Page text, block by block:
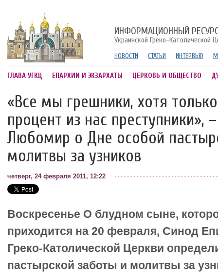
ИНФОРМАЦИОННЫЙ
Украинской Греко-Католической
НОВОСТИ СТАТЬИ ИНТЕРВЬЮ
ГЛАВА УГКЦ ЕПАРХИИ И ЭКЗАРХАТЫ ЦЕРКОВЬ И ОБЩЕСТВО
«Все мы грешники, хотя
процент из нас преступники»,
Любомир о Дне особой
молитвы за узников
четверг, 24 февраля 2011, 12:22
Воскресенье О блудном сыне,
приходится на 20 февраля, Синод
Греко-Католической Церкви
пастырской заботы и молитвы за